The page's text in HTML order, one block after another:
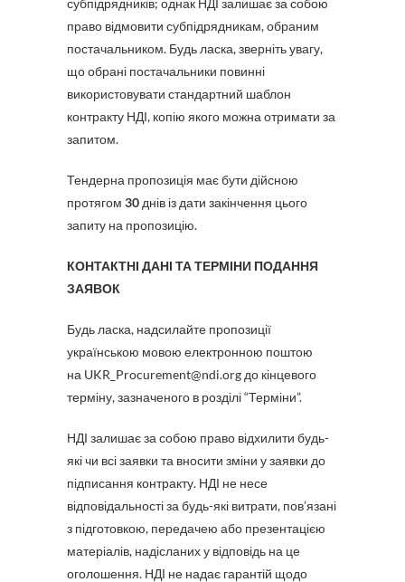
субпідрядників; однак НДІ залишає за собою
право відмовити субпідрядникам, обраним
постачальником. Будь ласка, зверніть увагу,
що обрані постачальники повинні
використовувати стандартний шаблон
контракту НДІ, копію якого можна отримати за
запитом.
Тендерна пропозиція має бути дійсною
протягом 30 днів із дати закінчення цього
запиту на пропозицію.
КОНТАКТНІ ДАНІ ТА ТЕРМІНИ ПОДАННЯ
ЗАЯВОК
Будь ласка, надсилайте пропозиції
українською мовою електронною поштою
на UKR_Procurement@ndi.org до кінцевого
терміну, зазначеного в розділі “Терміни”.
НДІ залишає за собою право відхилити будь-
які чи всі заявки та вносити зміни у заявки до
підписання контракту. НДІ не несе
відповідальності за будь-які витрати, пов’язані
з підготовкою, передачею або презентацією
матеріалів, надісланих у відповідь на це
оголошення. НДІ не надає гарантій щодо